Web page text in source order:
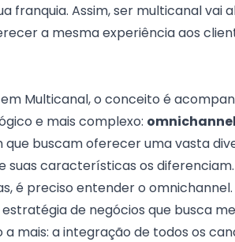
franquia. Assim, ser multicanal vai
a mesma experiência aos
Multicanal, o conceito é
e mais complexo: omnichannel
buscam oferecer uma vasta
suas características os diferenciam.
é preciso entender o
de negócios que busca
mais: a integração de todos os